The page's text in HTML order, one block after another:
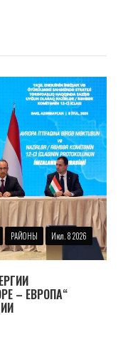
РАЙОНЫ Июл. 8 2026
– ЕВРОПА“